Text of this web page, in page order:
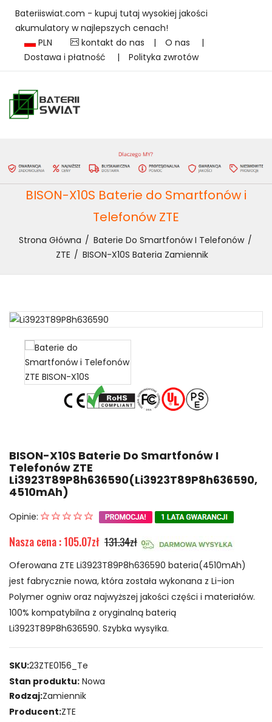
Bateriiswiat.com - kupuj tutaj wysokiej jakości
akumulatory w najlepszych cenach!
PLN
kontakt do nas | O nas
|
Dostawa i płatność
| Polityka zwrotów
BISON-X10S Baterie do Smartfonów i
Telefonów ZTE
Strona Główna
Baterie Do Smartfonów I Telefonów
ZTE
BISON-X10S Bateria Zamiennik
BISON-X10S Baterie Do Smartfonów I
Telefonów ZTE
Li3923T89P8h636590(Li3923T89P8h636590,
4510mAh)
Opinie:
Nasza cena : 105.07zł 131.34zł
Oferowana ZTE Li3923T89P8h636590 bateria(4510mAh)
jest fabrycznie nowa, która została wykonana z Li-ion
Polymer ogniw oraz najwyższej jakości części i materiałów.
100% kompatybilna z oryginalną baterią
Li3923T89P8h636590. Szybka wysyłka.
SKU:23ZTE0156_Te
Stan produktu: Nowa
Rodzaj:Zamiennik
Producent:ZTE